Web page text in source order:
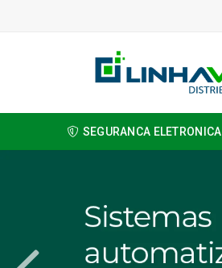
SEGURANCA ELETRONICA